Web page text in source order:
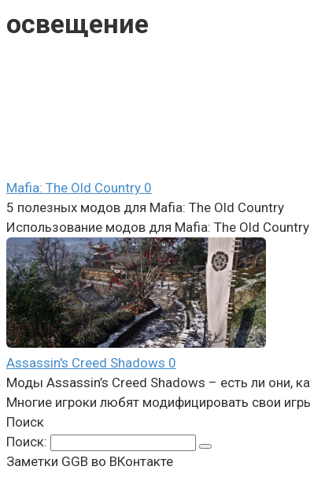
освещение
Mafia: The Old Country 0
5 полезных модов для Mafia: The Old Country
Использование модов для Mafia: The Old
Assassin's Creed Shadows 0
Моды Assassin’s Creed Shadows – есть ли они,
Многие игроки любят модифицировать свои
Поиск
Поиск:
Заметки GGB во ВКонтакте